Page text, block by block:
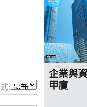
:
企業與
甲廈